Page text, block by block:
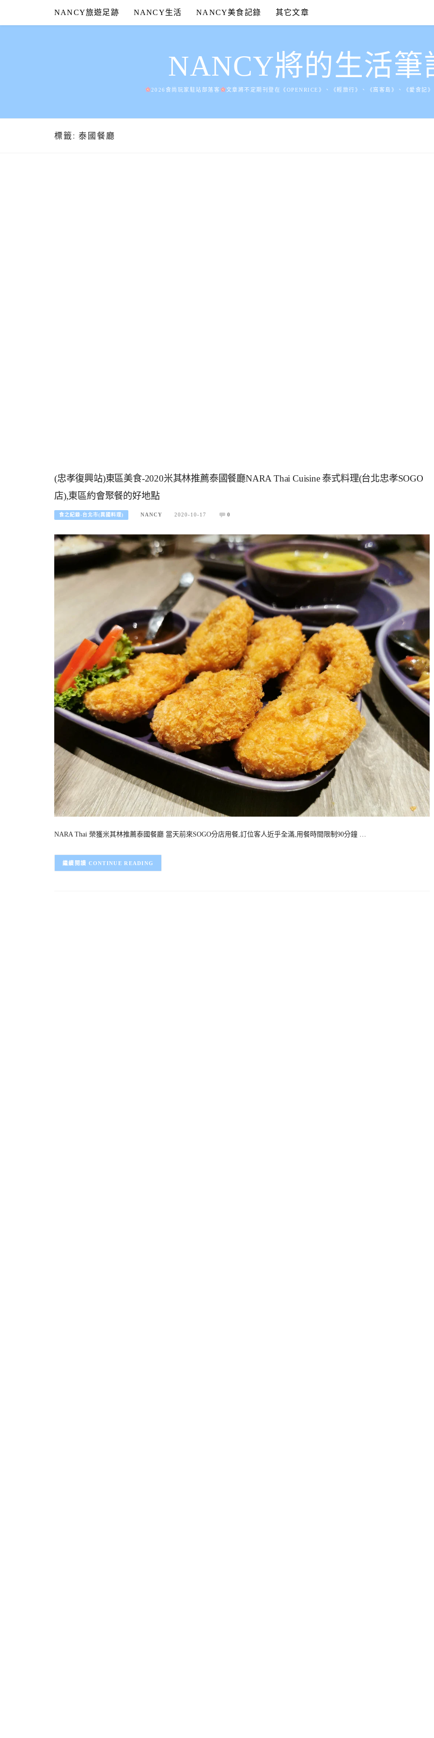
content
NANCY旅遊足跡 NANCY生活 NANCY美食記錄 其它文章
NANCY將的生活筆
2026食尚玩家駐站部落客 文章將不定期刊登在《OPENRICE》、《輕旅行》、《窩客島》、《愛食記
標籤: 泰國餐廳
(忠孝復興站)東區美食-2020米其林推薦泰國餐廳NARA Thai Cuisine 泰式料理(台北忠孝SOGO
店),東區約會聚餐的好地點
食之紀錄-台北市(異國料理) NANCY 2020-10-17 0
NARA Thai 榮獲米其林推薦泰國餐廳 當天前來SOGO分店用餐,訂位客人近乎全滿,用餐時間限制90分鐘 …
CONTINUE READING